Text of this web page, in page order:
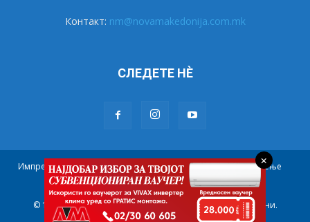
Контакт: nm@novamakedonija.com.mk
СЛЕДЕТЕ НÈ
Импресум Маркетинг Претплата
Правила на користење
Контакт
© 1944 - 2021 НОВА МАКЕДОНИЈА. Сите права се задржани.
×